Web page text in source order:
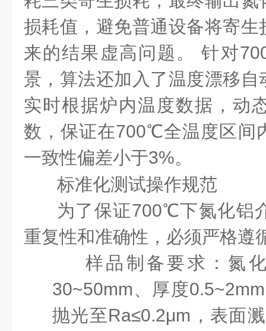
损耗值，避免普通设备将寄
来的结果虚高问题。 针对
景，算法还加入了温度漂移
实时根据炉内温度数据，动
数，保证在700℃全温度区间
一致性偏差小于3%。
标准化测试操作规范
为了保证700℃下氮化铝
重复性和准确性，必须严格遵
样品制备要求 ：氮
30~50mm、厚度
抛光至Ra≤0.2μm，表面